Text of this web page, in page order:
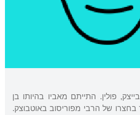
פולין. התייתם מאביו בהיותו בן
של הרבי מפוריסוב באוטבוצק.